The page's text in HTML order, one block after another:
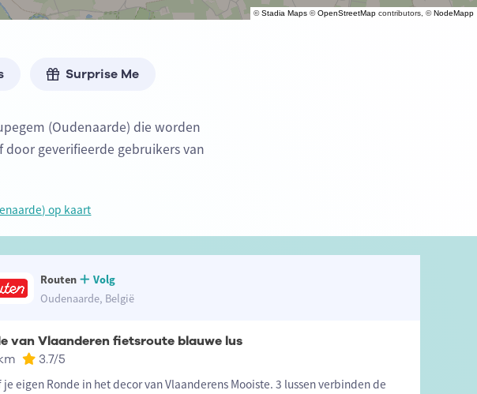
©Stadia Maps ©OpenStreetMap contributors, ©NodeMapp
Surprise Me
(Oudenaarde) die worden
geverifieerde gebruikers van
op kaart
Routen
Volg
Oudenaarde, België
van Vlaanderen fietsroute blauwe lus
3.7/5
je eigen Ronde in het decor van Vlaanderens Mooiste. 3 lussen verbinden de